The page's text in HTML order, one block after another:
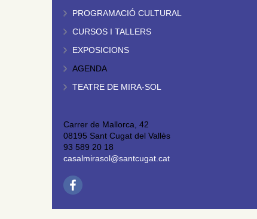
PROGRAMACIÓ CULTURAL
CURSOS I TALLERS
EXPOSICIONS
AGENDA
TEATRE DE MIRA-SOL
Carrer de Mallorca, 42
08195 Sant Cugat del Vallès
93 589 20 18
casalmirasol@santcugat.cat